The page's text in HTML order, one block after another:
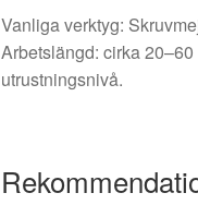
Vanliga verktyg:
Arbetslängd: cirka
utrustningsnivå.